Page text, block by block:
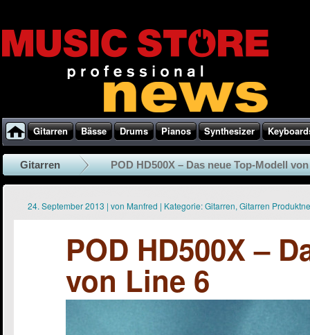
Gitarren Bässe Drums Pianos Synthesizer
Gitarren POD HD500X – Das neue Top-Modell
24. September 2013 | von Manfred | Kategorie:Gitarren, Gitarren
POD HD500X –
von Line 6